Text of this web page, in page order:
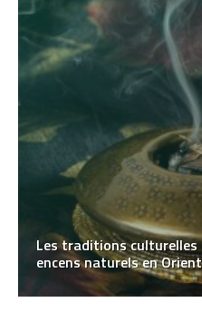
Les traditions
encens naturels en Orient